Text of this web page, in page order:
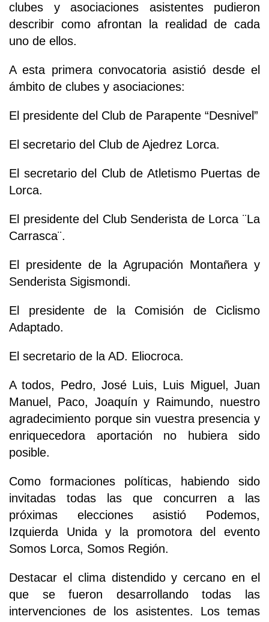
clubes y asociaciones asistentes pudieron
describir como afrontan la realidad de cada
uno de ellos.
A esta primera convocatoria asistió desde el
ámbito de clubes y asociaciones:
El presidente del Club de Parapente “Desnivel”
El secretario del Club de Ajedrez Lorca.
El secretario del Club de Atletismo Puertas de
Lorca.
El presidente del Club Senderista de Lorca ¨La
Carrasca¨.
El presidente de la Agrupación Montañera y
Senderista Sigismondi.
El presidente de la Comisión de Ciclismo
Adaptado.
El secretario de la AD. Eliocroca.
A todos, Pedro, José Luis, Luis Miguel, Juan
Manuel, Paco, Joaquín y Raimundo, nuestro
agradecimiento porque sin vuestra presencia y
enriquecedora aportación no hubiera sido
posible.
Como formaciones políticas, habiendo sido
invitadas todas las que concurren a las
próximas elecciones asistió Podemos,
Izquierda Unida y la promotora del evento
Somos Lorca, Somos Región.
Destacar el clima distendido y cercano en el
que se fueron desarrollando todas las
intervenciones de los asistentes. Los temas